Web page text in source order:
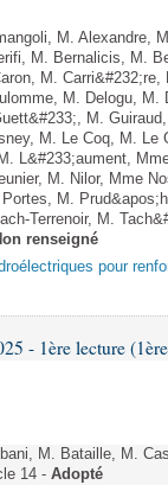
M. Alexandre,
M. Bernalicis, M.
M.
M. Delogu, M.
M.
M. Le Coq, M. Le
L&#233;aument,
M. Nilor, Mme
M.
Terrenoir, M.
renseigné
pour
- 1ère lecture
M. Bataille, M.
14 - Adopté